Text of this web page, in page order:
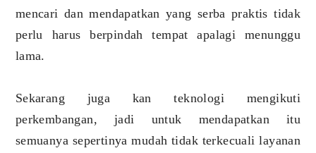
mencari dan mendapatkan yang serba praktis tidak
perlu harus berpindah tempat apalagi menunggu
lama.
Sekarang juga kan teknologi mengikuti
perkembangan, jadi untuk mendapatkan itu
semuanya sepertinya mudah tidak terkecuali layanan